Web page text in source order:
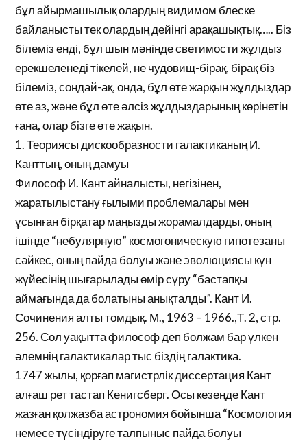
бұл айырмашылық олардың видимом блеске
байланысты тек олардың дейінгі арақашықтық….. Біз
білеміз енді, бұл шын мәнінде светимости жұлдыз
ерекшеленеді тікелей, не чудовищ-бірақ, бірақ біз
білеміз, сондай-ақ, онда, бұл өте жарқын жұлдыздар
өте аз, және бұл өте әлсіз жұлдыздарының көрінетін
ғана, олар бізге өте жақын.
1. Теориясы дискообразности галактиканың И.
Канттың, оның дамуы
Философ И. Кант айналысты, негізінен,
жаратылыстану ғылыми проблемалары мен
ұсынған бірқатар маңызды жорамалдарды, оның
ішінде “небулярную” космогоническую гипотезаны
сәйкес, оның пайда болуы және эволюциясы күн
жүйесінің шығарылады өмір сүру “бастапқы
аймағында да болатыны анықталды”. Кант И.
Сочинения алты томдық. М., 1963 – 1966.,Т. 2, стр.
256. Сол уақытта философ деп болжам бар үлкен
әлемнің галактикалар тыс біздің галактика.
1747 жылы, қорғап магистрлік диссертация Кант
алғаш рет тастап Кенигсберг. Осы кезеңде Кант
жазған қолжазба астрономия бойынша “Космология
немесе түсіндіруге талпыныс пайда болуы